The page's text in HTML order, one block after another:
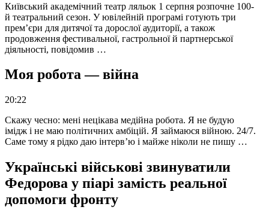
Київський академічний театр ляльок 1 серпня розпочне 100-
й театральний сезон. У ювілейній програмі готують три
прем’єри для дитячої та дорослої аудиторії, а також
продовження фестивальної, гастрольної й партнерської
діяльності, повідомив …
Моя робота — війна
20:22
Скажу чесно: мені нецікава медійна робота. Я не будую
імідж і не маю політичних амбіцій. Я займаюся війною. 24/7.
Саме тому я рідко даю інтерв’ю і майже ніколи не пишу …
Українські військові звинуватили
Федорова у піарі замість реальної
допомоги фронту